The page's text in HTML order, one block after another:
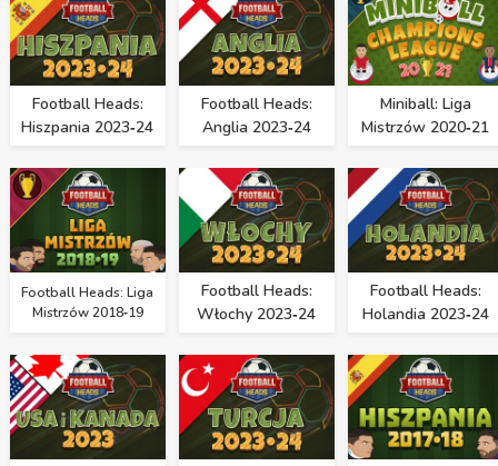
Football Heads:
Hiszpania 2023‑24
Football Heads:
Anglia 2023‑24
Miniball: Liga
Mistrzów 2020‑21
Football Heads: Liga
Mistrzów 2018‑19
Football Heads:
Włochy 2023‑24
Football Heads:
Holandia 2023‑24